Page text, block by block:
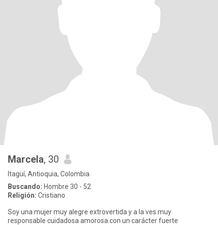
Marcela, 30
Itagüí, Antioquia, Colombia
Buscando: Hombre 30 - 52
Religión: Cristiano
Soy una mujer muy alegre extrovertida y a la ves muy
responsable cuidadosa amorosa.con un carácter fuerte